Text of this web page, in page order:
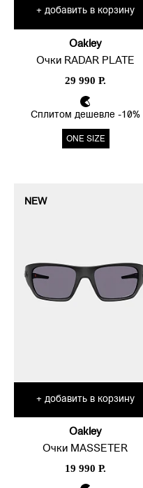
+ добавить в корзину
Oakley
Очки RADAR PLATE
29 990 Р.
Сплитом дешевле -10%
ONE SIZE
NEW
+ добавить в корзину
Oakley
Очки MASSETER
19 990 Р.